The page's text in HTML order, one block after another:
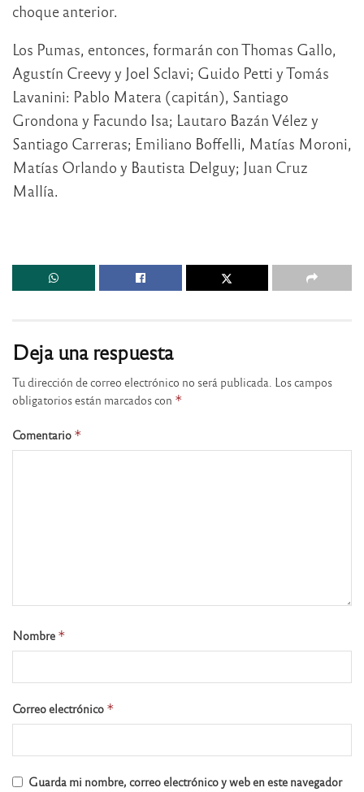
choque anterior.
Los Pumas, entonces, formarán con Thomas Gallo,
Agustín Creevy y Joel Sclavi; Guido Petti y Tomás
Lavanini: Pablo Matera (capitán), Santiago
Grondona y Facundo Isa; Lautaro Bazán Vélez y
Santiago Carreras; Emiliano Boffelli, Matías Moroni,
Matías Orlando y Bautista Delguy; Juan Cruz
Mallía.
Deja una respuesta
Tu dirección de correo electrónico no será publicada. Los campos
obligatorios están marcados con *
Comentario *
Nombre *
Correo electrónico *
Guarda mi nombre, correo electrónico y web en este navegador